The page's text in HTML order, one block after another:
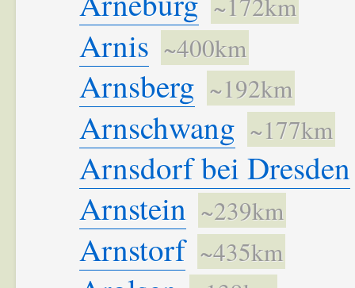
Arnis ~400km
Arnsberg ~192km
Arnschwang ~177km
Arnsdorf bei Dresden
Arnstein ~239km
Arnstorf ~435km